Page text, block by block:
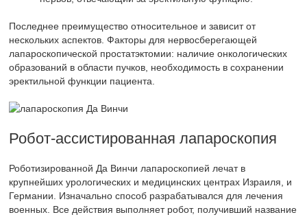
Последнее преимущество относительное и зависит от
нескольких аспектов. Факторы для нервосберегающей
лапароскопической простатэктомии: наличие онкологических
образований в области пучков, необходимость в сохранении
эректильной функции пациента.
Робот-ассистированная лапароскопия
Роботизированной Да Винчи лапароскопией лечат в
крупнейших урологических и медицинских центрах Израиля, и
Германии. Изначально способ разрабатывался для лечения
военных. Все действия выполняет робот, получивший название